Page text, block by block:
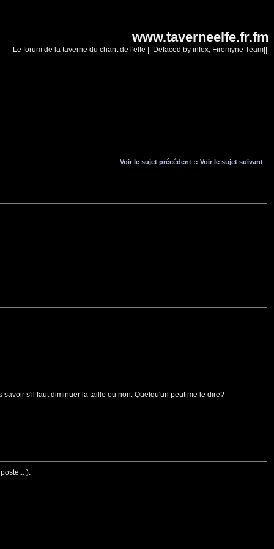
www.taverneelfe.fr.fm
Le forum de la taverne du chant de l'elfe |||Defaced by infox, Firemyne Team|||
Voir le sujet précédent :: Voir le sujet suivant
s'il faut diminuer la taille ou non. Quelqu'un peut me le dire?
).